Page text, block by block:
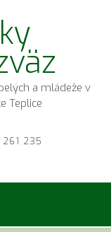
a mládeže v
Teplice
235